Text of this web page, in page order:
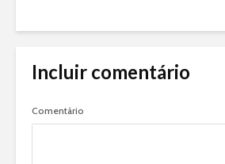
Incluir comentário
Comentário